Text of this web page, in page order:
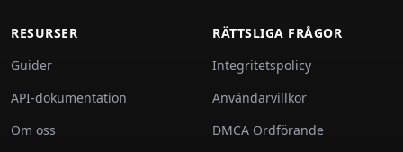
RESURSER
Guider
API-dokumentation
Om oss
RÄTTSLIGA FRÅGOR
Integritetspolicy
Användarvillkor
DMCA Ordförande